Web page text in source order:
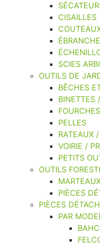
CISAILLES
SCIES
OUTILS DE
BÊCHES
BINETTES
PELLES
RATEAUX
VOIRIE /
PETITS
OUTILS
PIÈCES
PIÈCES
PAR